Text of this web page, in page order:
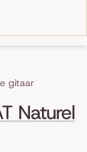
gitaar
Naturel